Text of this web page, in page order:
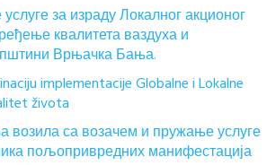
услуге за израду Локалног акционог
квалитета ваздуха и
Врњачка Бања.
implementacije Globalne i Lokalne
života
возила са возачем и пружање услуге
пољопривредних манифестација